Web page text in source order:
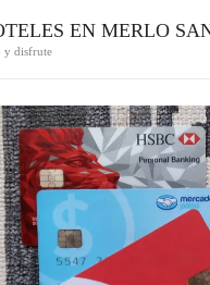
EN MERLO
y disfrute